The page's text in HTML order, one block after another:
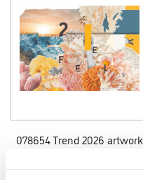
078654 Trend 2026 artwork
ArtCards